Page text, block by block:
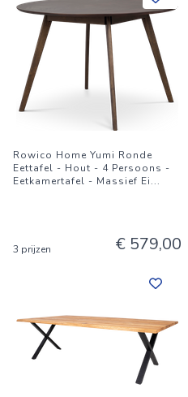
Rowico Home Yumi Ronde
Eettafel - Hout - 4 Persoons -
Eetkamertafel - Massief Ei...
3 prijzen € 579,00